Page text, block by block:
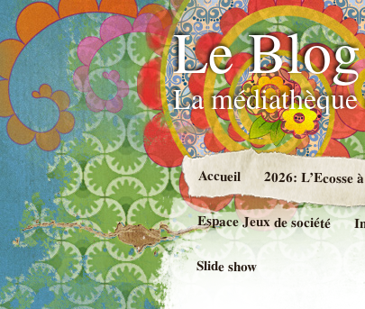
Le
La
Accueil 2026: L’Ecosse
Espace Jeux de société
Slide show